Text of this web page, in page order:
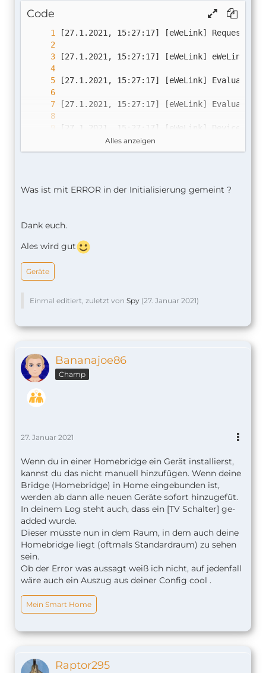
Code
Alles anzeigen
Was ist mit ERROR in der Initialisierung gemeint ?
Dank euch.
Ales wird gut
Geräte
Einmal editiert, zuletzt von Spy (27. Januar 2021)
Bananajoe86
Champ
27. Januar 2021
Wenn du in einer Homebridge ein Gerät installierst,
kannst du das nicht manuell hinzufügen. Wenn deine
Bridge (Homebridge) in Home eingebunden ist,
werden ab dann alle neuen Geräte sofort hinzugefüt.
In deinem Log steht auch, dass ein [TV Schalter] ge-
added wurde.
Dieser müsste nun in dem Raum, in dem auch deine
Homebridge liegt (oftmals Standardraum) zu sehen
sein.
Ob der Error was aussagt weiß ich nicht, auf jedenfall
wäre auch ein Auszug aus deiner Config cool .
Mein Smart Home
Raptor295